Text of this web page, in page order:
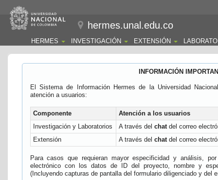
hermes.unal.edu.co
HERMES INVESTIGACIÓN EXTENSIÓN
INFORMACIÓN
El Sistema de Información Hermes de la Universidad
atención a usuarios:
Componente
Atención a los usuarios
Investigación y Laboratorios
A través del chatdel correo
Extensión
A través del chatdel correo
Para casos que requieran mayor especificidad y análisis,
electrónico con los datos de ID del proyecto, nombre y
(Incluyendo capturas de pantalla del formulario diligenciado y del